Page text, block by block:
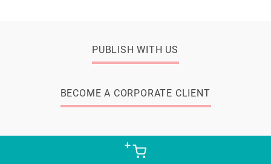
PUBLISH WITH US
BECOME A CORPORATE CLIENT
© 2026 Zangak Bookstore, all rights reserved